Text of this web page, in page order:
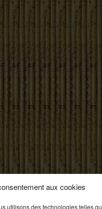
aux cookies
utilisons des technologies telles